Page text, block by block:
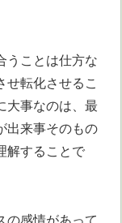
うことは仕方な
せ転化させるこ
大事なのは、最
出来事そのもの
解することで